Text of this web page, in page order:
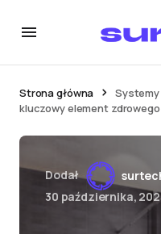
Strona główna
Systemy
kluczowy element
Dodał
30 października,